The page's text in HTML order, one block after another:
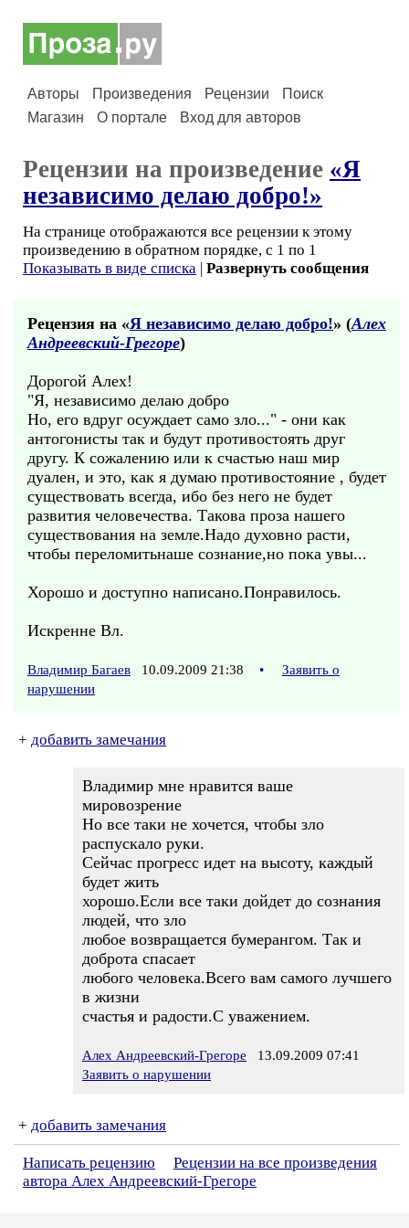
Авторы Произведения Рецензии
Поиск
Магазин
О портале Вход для авторов
Рецензии на произведение «Я
независимо делаю добро!»
На странице отображаются все рецензии к этому
произведению в обратном порядке, с 1 по 1
Показывать в виде списка | Развернуть сообщения
Рецензия на «Я независимо делаю добро!» (Алех
Андреевский-Грегоре)
Дорогой Алех!
"Я, независимо делаю добро
Но, его вдруг осуждает само зло..." - они как
антогонисты так и будут противостоять друг
другу. К сожалению или к счастью наш мир
дуален, и это, как я думаю противостояние , будет
существовать всегда, ибо без него не будет
развития человечества. Такова проза нашего
существования на земле.Надо духовно расти,
чтобы переломитьнаше сознание,но пока увы...
Хорошо и доступно написано.Понравилось.
Искренне Вл.
Владимир Багаев 10.09.2009 21:38 •
Заявить о
нарушении
+ добавить замечания
Владимир мне нравится ваше
мировозрение
Но все таки не хочется, чтобы зло
распускало руки.
Сейчас прогресс идет на высоту, каждый
будет жить
хорошо.Если все таки дойдет до сознания
людей, что зло
любое возвращается бумерангом. Так и
доброта спасает
любого человека.Всего вам самого лучшего
в жизни
счастья и радости.С уважением.
Алех Андреевский-Грегоре 13.09.2009 07:41
Заявить о нарушении
+ добавить замечания
Написать рецензию
Рецензии на все произведения
автора Алех Андреевский-Грегоре